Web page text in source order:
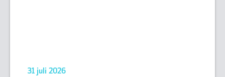
31 juli 2026